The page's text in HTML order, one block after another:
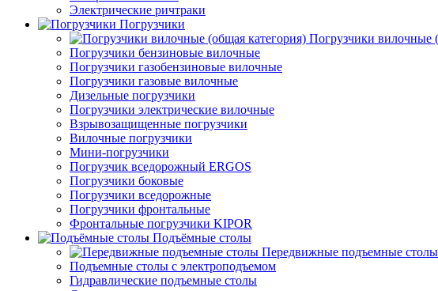
Электрические ричтраки
Погрузчики
Погрузчики вилочные
Погрузчики бензиновые вилочные
Погрузчики газобензиновые вилочные
Погрузчики газовые вилочные
Дизельные погрузчики
Погрузчики электрические вилочные
Взрывозащищенные погрузчики
Вилочные погрузчики
Мини-погрузчики
Погрузчик вседорожный ERGOS
Погрузчики боковые
Погрузчики вседорожные
Погрузчики фронтальные
Фронтальные погрузчики KIPOR
Подъёмные столы
Передвижные подъемные столы
Подъемные столы с электроподъемом
Гидравлические подъемные столы